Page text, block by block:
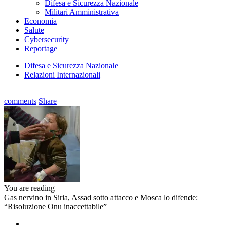
Difesa e Sicurezza Nazionale
Militari Amministrativa
Economia
Salute
Cybersecurity
Reportage
Difesa e Sicurezza Nazionale
Relazioni Internazionali
comments Share
You are reading
Gas nervino in Siria, Assad sotto attacco e Mosca lo difende:
“Risoluzione Onu inaccettabile”